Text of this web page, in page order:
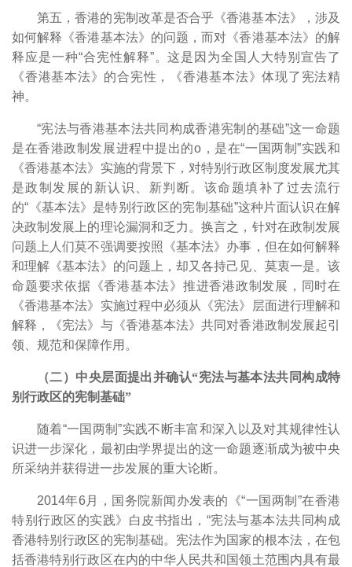
第五，香港的宪制改革是否合乎《香港基本法》，涉及
如何解释《香港基本法》的问题，而对《香港基本法》的解
释应是一种“合宪性解释”。这是因为全国人大特别宣告了
《香港基本法》的合宪性，《香港基本法》体现了宪法精
神。
“宪法与香港基本法共同构成香港宪制的基础”这一命题
是在香港政制发展进程中提出的o，是在“一国两制”实践和
《香港基本法》实施的背景下，对特别行政区制度发展尤其
是政制发展的新认识、新判断。该命题填补了过去流行
的“《基本法》是特别行政区的宪制基础”这种片面认识在解
决政制发展上的理论漏洞和乏力。换言之，针对在政制发展
问题上人们莫不强调要按照《基本法》办事，但在如何解释
和理解《基本法》的问题上，却又各持己见、莫衷一是。该
命题要求依据《香港基本法》推进香港政制发展，同时在
《香港基本法》实施过程中必须从《宪法》层面进行理解和
解释，《宪法》与《香港基本法》共同对香港政制发展起引
领、规范和保障作用。
（二）中央层面提出并确认“宪法与基本法共同构成特
别行政区的宪制基础”
随着“一国两制”实践不断丰富和深入以及对其规律性认
识进一步深化，最初由学界提出的这一命题逐渐成为被中央
所采纳并获得进一步发展的重大论断。
2014年6月，国务院新闻办发表的《“一国两制”在香港
特别行政区的实践》白皮书指出，“宪法与基本法共同构成
香港特别行政区的宪制基础。宪法作为国家的根本法，在包
括香港特别行政区在内的中华人民共和国领土范围内具有最